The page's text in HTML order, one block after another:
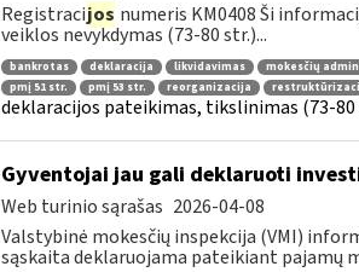
Registracijos numeris KM0408 Ši
veiklos nevykdymas (73-80 str.)...
bankrotas deklaracija likvidavimas mokesčių
pmį 51 str.
pmį 53 str. reorganizacija
deklaracijos pateikimas, tikslinimas (73-80
Gyventojai jau gali deklaruoti
Web turinio sąrašas 2026-04-08
Valstybinė mokesčių inspekcija (VMI)
sąskaita deklaruojama pateikiant pajamų